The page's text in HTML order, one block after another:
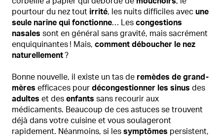
pourtour du nez tout irrité, les nuits difficiles avecune
seule narine qui fonctionne… Lescongestions
nasales sont en général sans gravité, mais sacrément
enquiquinantes ! Mais,comment déboucher le nez
naturellement?
Bonne nouvelle, il existe un tas de remèdes de grand-
mères efficaces pourdécongestionner les sinus des
adultes et desenfants sans recourir aux
médicaments. Beaucoup de ces astuces se trouvent
déjà dans votre cuisine et vous soulageront
rapidement. Néanmoins, si lessymptômes persistent,